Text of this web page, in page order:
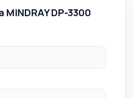
MINDRAY DP-3300